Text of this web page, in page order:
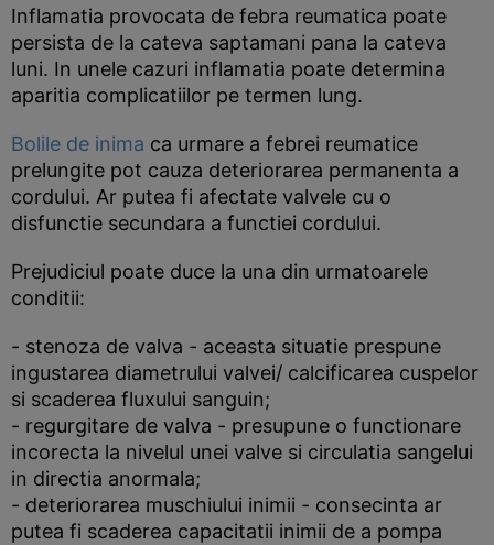
Inflamatia provocata de febra reumatica poate
persista de la cateva saptamani pana la cateva
luni. In unele cazuri inflamatia poate determina
aparitia complicatiilor pe termen lung.
Bolile de inima ca urmare a febrei reumatice
prelungite pot cauza deteriorarea permanenta a
cordului. Ar putea fi afectate valvele cu o
disfunctie secundara a functiei cordului.
Prejudiciul poate duce la una din urmatoarele
conditii:
- stenoza de valva - aceasta situatie prespune
ingustarea diametrului valvei/ calcificarea cuspelor
si scaderea fluxului sanguin;
- regurgitare de valva - presupune o functionare
incorecta la nivelul unei valve si circulatia sangelui
in directia anormala;
- deteriorarea muschiului inimii - consecinta ar
putea fi scaderea capacitatii inimii de a pompa